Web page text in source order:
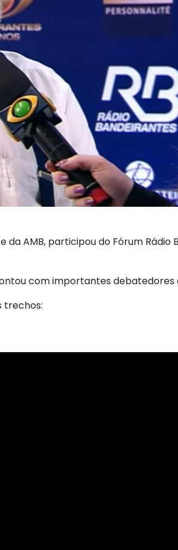
AMB, participou do Fórum Rádio
com importantes debatedores
trechos: